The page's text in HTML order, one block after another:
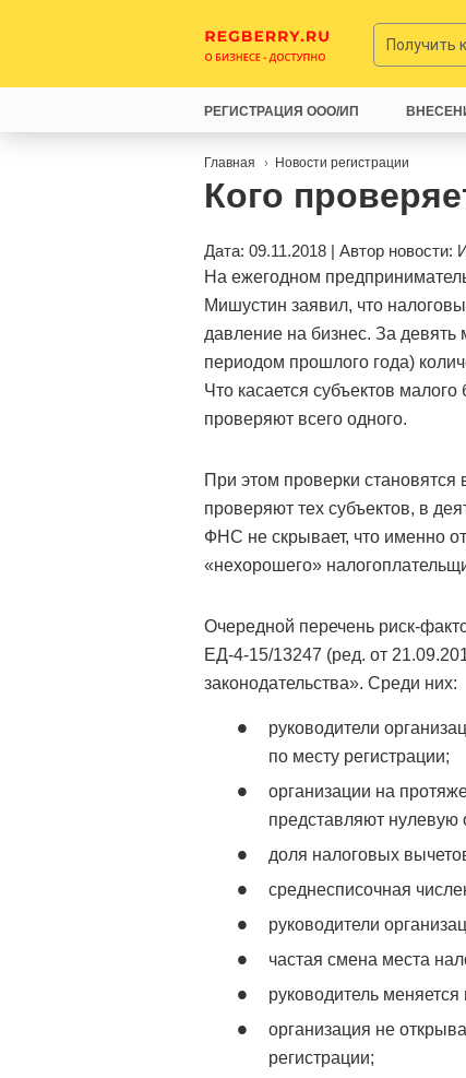
Получить
Главная Новости регистрации
Кого
Дата: 09.11.2018 | Автор новости:
На ежегодном
Мишустин заявил, что
давление на бизнес. За
периодом прошлого года)
Что касается субъектов
проверяют всего одного.
При этом проверки
проверяют тех субъектов, в
ФНС не скрывает, что именно
«нехорошего»
Очередной перечень риск-
ЕД-4-15/13247 (ред. от
законодательства». Среди них:
руководители
по месту регистрации;
организации на
представляют нулевую
доля налоговых
среднесписочная
руководители
частая смена места
руководитель меняется
организация не
регистрации;
РЕГИСТРАЦИЯ ООО/ИП